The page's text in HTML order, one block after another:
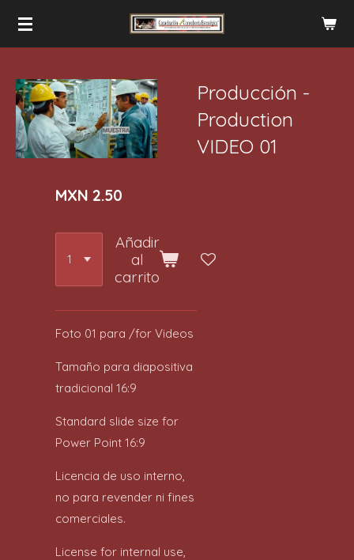
principal
Producción -
Production
VIDEO 01
MXN 2.50
Añadir
al
carrito
Foto 01 para /for Videos
Tamaño para diapositiva
tradicional 16:9
Standard slide size for
Power Point 16:9
Licencia de uso interno,
no para revender ni fines
comerciales.
License for internal use,